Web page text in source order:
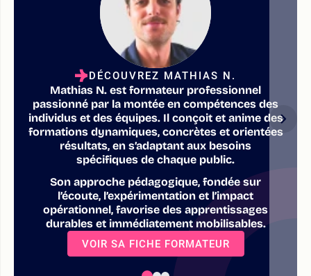
DÉCOUVREZ MATHIAS N.
Mathias N. est formateur professionnel
passionné par la montée en compétences des
individus et des équipes. Il conçoit et anime des
formations dynamiques, concrètes et orientées
résultats, en s’adaptant aux besoins
spécifiques de chaque public.
Son approche pédagogique, fondée sur
l’écoute, l’expérimentation et l’impact
opérationnel, favorise des apprentissages
durables et immédiatement mobilisables.
VOIR SA FICHE FORMATEUR